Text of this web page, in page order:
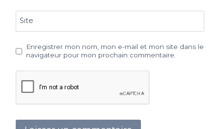
Site
Enregistrer mon nom, mon e-mail et mon site dans le
navigateur pour mon prochain commentaire.